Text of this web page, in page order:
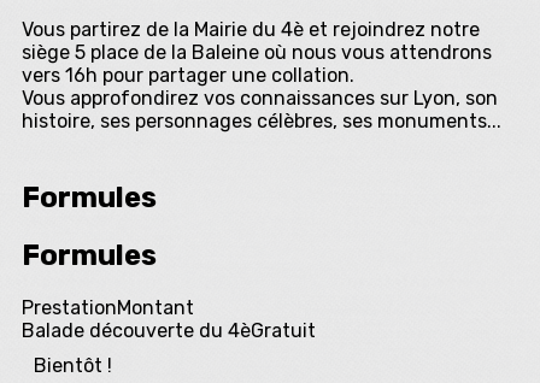
Vous partirez de la Mairie du 4è et rejoindrez notre
siège 5 place de la Baleine où nous vous attendrons
vers 16h pour partager une collation.
Vous approfondirez vos connaissances sur Lyon, son
histoire, ses personnages célèbres, ses monuments...
Formules
Formules
PrestationMontant
Balade découverte du 4èGratuit
Bientôt !